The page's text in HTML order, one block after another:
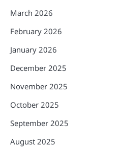
March 2026
February 2026
January 2026
December 2025
November 2025
October 2025
September 2025
August 2025